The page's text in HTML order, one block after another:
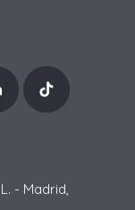
- Madrid,